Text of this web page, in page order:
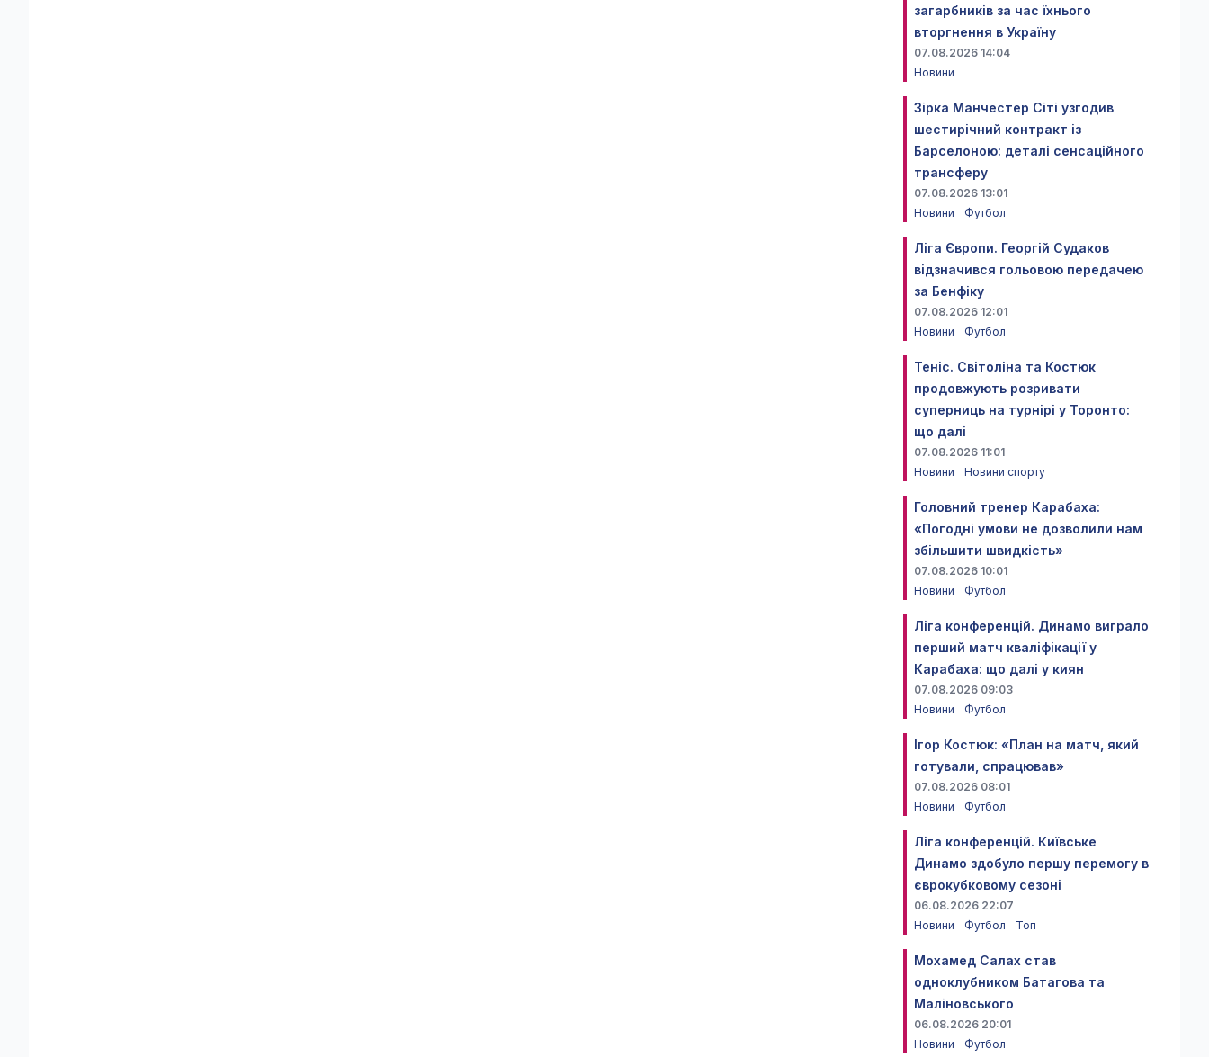
загарбників за час їхнього
вторгнення в Україну
07.08.2026 14:04
Новини
Зірка Манчестер Сіті узгодив
шестирічний контракт із
Барселоною: деталі сенсаційного
трансферу
07.08.2026 13:01
Новини
Футбол
Ліга Європи. Георгій Судаков
відзначився гольовою передачею
за Бенфіку
07.08.2026 12:01
Новини
Футбол
Теніс. Світоліна та Костюк
продовжують розривати
суперниць на турнірі у Торонто:
що далі
07.08.2026 11:01
Новини
Новини спорту
Головний тренер Карабаха:
«Погодні умови не дозволили нам
збільшити швидкість»
07.08.2026 10:01
Новини
Футбол
Ліга конференцій. Динамо виграло
перший матч кваліфікації у
Карабаха: що далі у киян
07.08.2026 09:03
Новини
Футбол
Ігор Костюк: «План на матч, який
готували, спрацював»
07.08.2026 08:01
Новини
Футбол
Ліга конференцій. Київське
Динамо здобуло першу перемогу в
єврокубковому сезоні
06.08.2026 22:07
Новини
Футбол Топ
Мохамед Салах став
одноклубником Батагова та
Маліновського
06.08.2026 20:01
Новини
Футбол